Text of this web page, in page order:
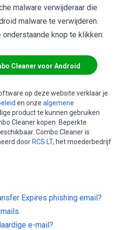
malware verwijderaar die
malware te verwijderen.
knop te klikken:
Cleaner voor Android
op deze website verklaar je
en onze algemene
product te kunnen gebruiken
Cleaner kopen. Beperkte
Combo Cleaner is
door RCS LT, het moederbedrijf
Expires phishing email?
e-mail?